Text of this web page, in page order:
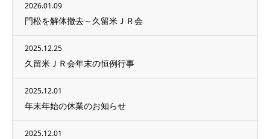
2026.01.09
門松を解体撤去～久留米ＪＲ会
2025.12.25
久留米ＪＲ会年末の恒例行事
2025.12.01
年末年始の休業のお知らせ
2025.12.01